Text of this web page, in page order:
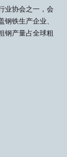
业协会之一，会
铁生产企业、
钢产量占全球粗